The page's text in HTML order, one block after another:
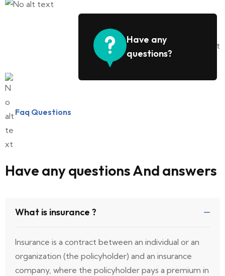
Have any
questions?
Faq Questions
Have any questions And answers
What is insurance ?
Insurance is a contract between an individual or an
organization (the policyholder) and an insurance
company, where the policyholder pays a premium in